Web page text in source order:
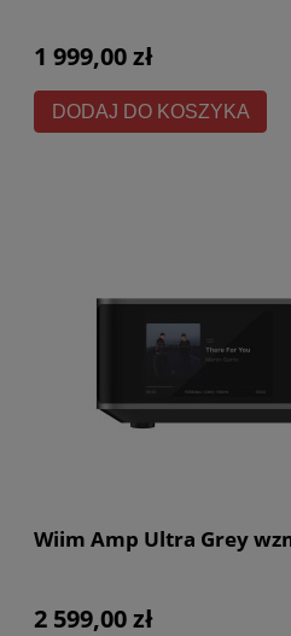
1 999,00 zł
DODAJ DO KOSZYKA
Wiim Amp Ultra Grey
2 599,00 zł